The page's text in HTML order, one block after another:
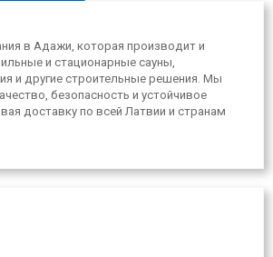
в Адажи, которая производит и
и стационарные сауны,
и другие строительные решения. Мы
безопасность и устойчивое
доставку по всей Латвии и странам